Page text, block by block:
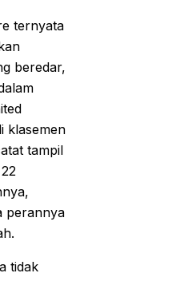
ternyata
beredar,
klasemen
tampil
perannya
tidak